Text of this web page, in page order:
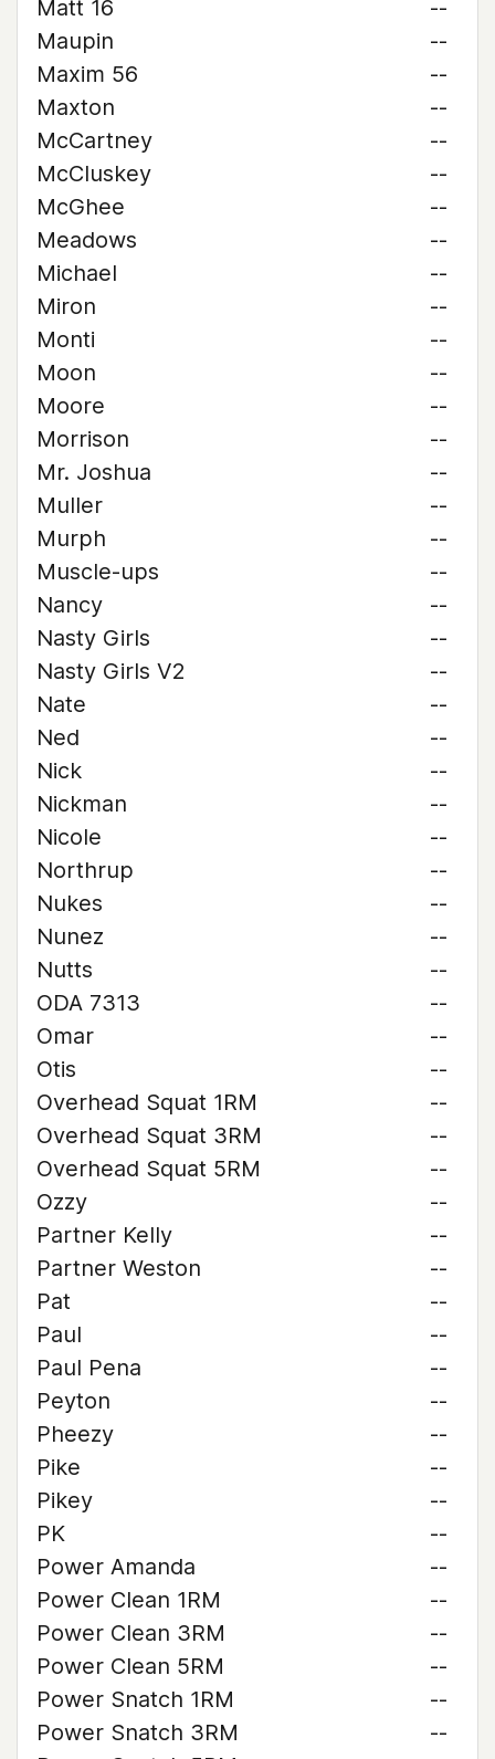
Matt 16
--
Maupin
--
Maxim 56
--
Maxton
--
McCartney
--
McCluskey
--
McGhee
--
Meadows
--
Michael
--
Miron
--
Monti
--
Moon
--
Moore
--
Morrison
--
Mr. Joshua
--
Muller
--
Murph
--
Muscle-ups
--
Nancy
--
Nasty Girls
--
Nasty Girls V2
--
Nate
--
Ned
--
Nick
--
Nickman
--
Nicole
--
Northrup
--
Nukes
--
Nunez
--
Nutts
--
ODA 7313
--
Omar
--
Otis
--
Overhead Squat 1RM
--
Overhead Squat 3RM
--
Overhead Squat 5RM
--
Ozzy
--
Partner Kelly
--
Partner Weston
--
Pat
--
Paul
--
Paul Pena
--
Peyton
--
Pheezy
--
Pike
--
Pikey
--
PK
--
Power Amanda
--
Power Clean 1RM
--
Power Clean 3RM
--
Power Clean 5RM
--
Power Snatch 1RM
--
Power Snatch 3RM
--